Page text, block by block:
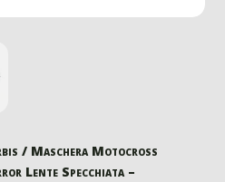
/ Maschera Motocross
Lente Specchiata –